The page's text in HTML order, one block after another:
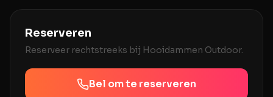
Reserveren
Reserveer rechtstreeks bij Hooidammen Outdoor.
Bel om te reserveren